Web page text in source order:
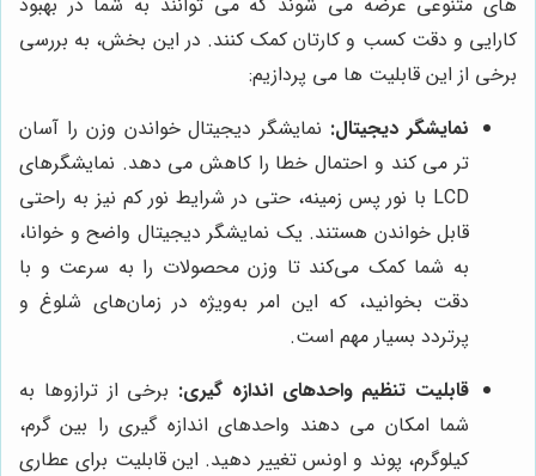
کارایی و دقت کسب و کارتان کمک کنند. در این بخش، به بررسی
برخی از این قابلیت ها می پردازیم:
نمایشگر دیجیتال: نمایشگر دیجیتال خواندن وزن را آسان
تر می کند و احتمال خطا را کاهش می دهد. نمایشگرهای
LCD با نور پس زمینه، حتی در شرایط نور کم نیز به راحتی
قابل خواندن هستند. یک نمایشگر دیجیتال واضح و خوانا،
به شما کمک می‌کند تا وزن محصولات را به سرعت و با
دقت بخوانید، که این امر به‌ویژه در زمان‌های شلوغ و
پرتردد بسیار مهم است.
قابلیت تنظیم واحدهای اندازه گیری: برخی از ترازوها به
شما امکان می دهند واحدهای اندازه گیری را بین گرم،
کیلوگرم، پوند و اونس تغییر دهید. این قابلیت برای عطاری